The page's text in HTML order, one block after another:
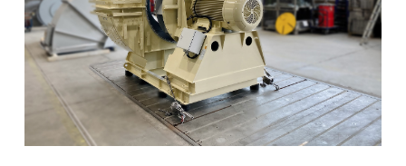
Du är välkommen att använda ett
kontaktformulär
och skicka oss din förfrågan.
Allmänt